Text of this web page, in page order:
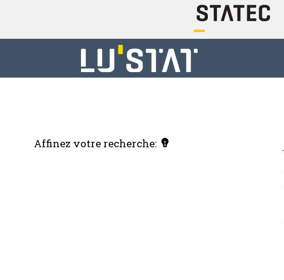
Affinez votre recherche: